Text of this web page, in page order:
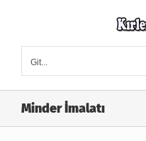
Git...
Minder İmalatı